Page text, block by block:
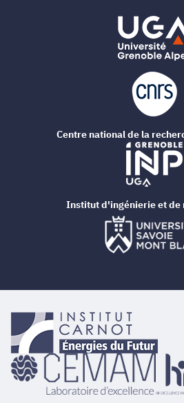
Centre national de la
Institut d'ingénierie et de